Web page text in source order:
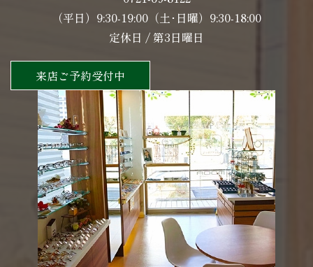
（平日）9:30-19:00（土･日曜）9:30-18:00
定休日 / 第3日曜日
来店ご予約受付中